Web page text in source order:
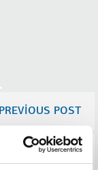
PREVIOUS POST